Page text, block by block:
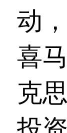
动
喜
克